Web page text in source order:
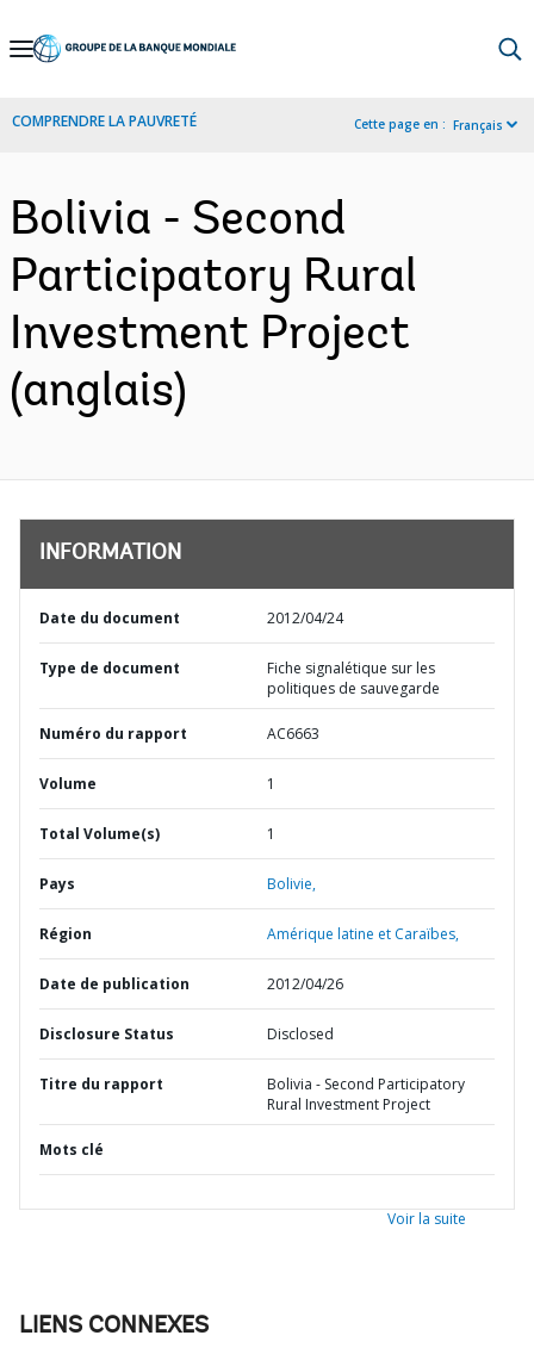
Skip
Navigation
COMPRENDRE LA PAUVRETÉ Cette page en : Français
Bolivia - Second
Participatory Rural
Investment Project
(anglais)
INFORMATION
Date du document 2012/04/24
Type de document
Fiche signalétique sur les
politiques de sauvegarde
Numéro du rapport AC6663
Volume 1
Total Volume(s) 1
Pays Bolivie,
Région Amérique latine et Caraïbes,
Date de publication 2012/04/26
Disclosure Status Disclosed
Titre du rapport
Bolivia - Second Participatory
Rural Investment Project
Mots clé
Voir la suite
LIENS CONNEXES